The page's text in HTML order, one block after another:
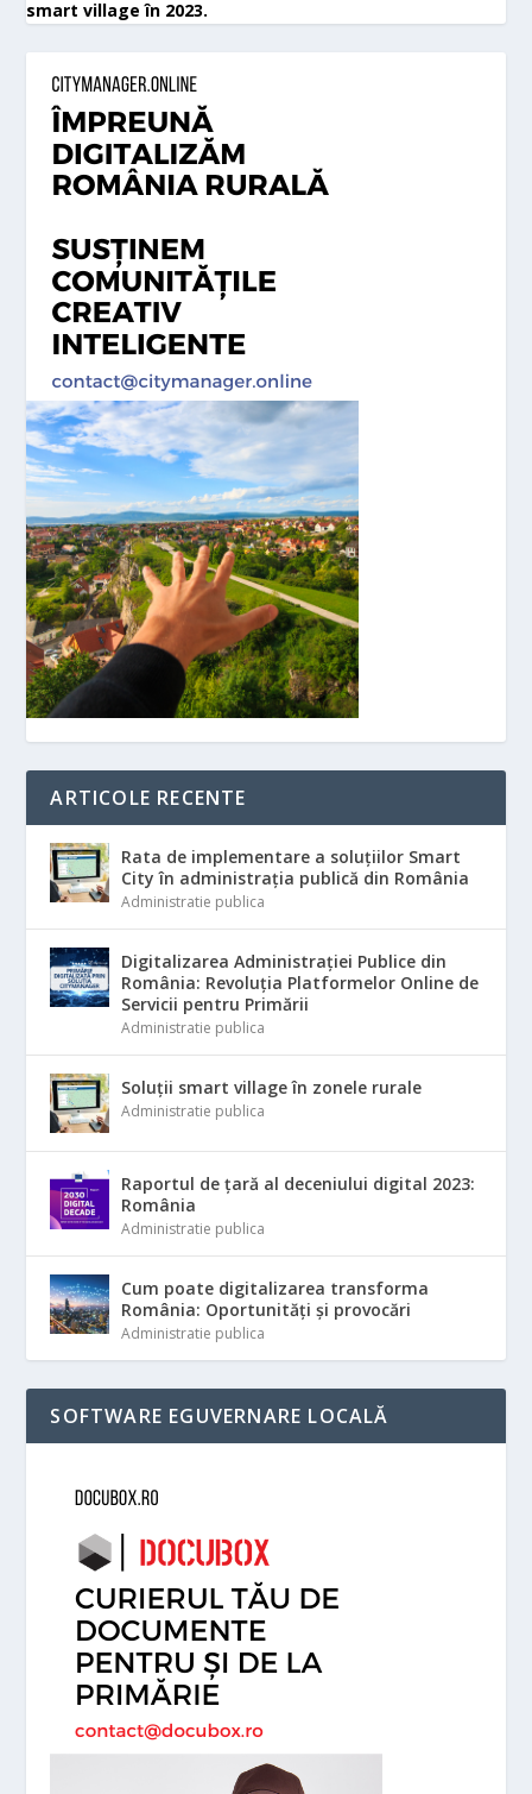
smart village în 2023.
ARTICOLE RECENTE
Rata de implementare a soluțiilor Smart
City în administrația publică din România
Administratie publica
Digitalizarea Administrației Publice din
România: Revoluția Platformelor Online de
Servicii pentru Primării
Administratie publica
Soluții smart village în zonele rurale
Administratie publica
Raportul de țară al deceniului digital 2023:
România
Administratie publica
Cum poate digitalizarea transforma
România: Oportunități și provocări
Administratie publica
SOFTWARE EGUVERNARE LOCALĂ